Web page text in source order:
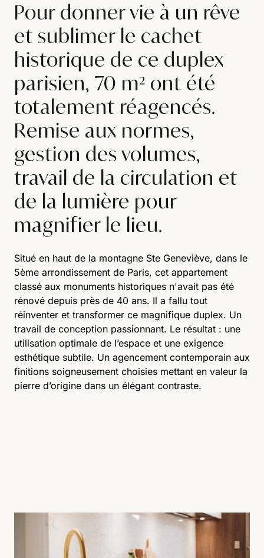
Pour donner vie à un rêve
et sublimer le cachet
historique de ce duplex
parisien, ⁠70 m² ont été
totalement réagencés.
Remise aux normes,
gestion des volumes,
travail de la circulation et
de la lumière pour
magnifier le lieu.
Situé en haut de la montagne Ste Geneviève, dans le
5ème arrondissement de Paris, cet appartement
classé aux monuments historiques n'avait pas été
rénové depuis près de 40 ans. Il a fallu tout
réinventer et transformer ce magnifique duplex. Un
travail de conception passionnant. Le résultat : une
utilisation optimale de l’espace et une exigence
esthétique subtile. Un agencement contemporain aux
finitions soigneusement choisies mettant en valeur la
pierre d’origine dans un élégant contraste.